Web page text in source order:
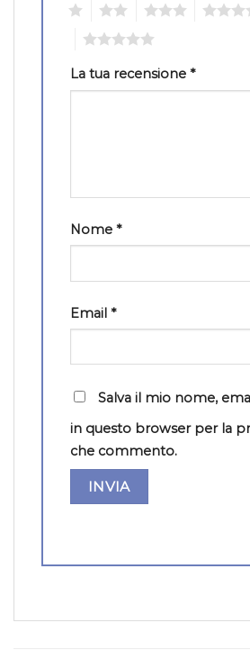
La tua recensione *
Nome *
Email *
Salva il mio nome,
in questo browser per la
che commento.